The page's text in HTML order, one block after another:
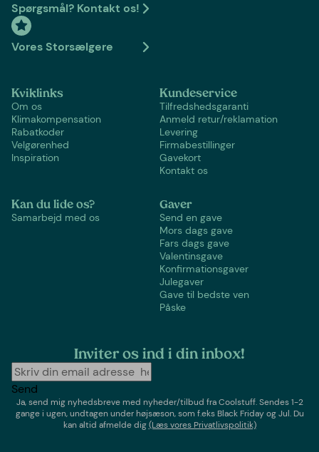
Spørgsmål? Kontakt os!
Vores Storsælgere
Kviklinks
Om os
Klimakompensation
Rabatkoder
Velgørenhed
Inspiration
Kundeservice
Tilfredshedsgaranti
Anmeld retur/reklamation
Levering
Firmabestillinger
Gavekort
Kontakt os
Kan du lide os?
Samarbejd med os
Gaver
Send en gave
Mors dags gave
Fars dags gave
Valentinsgave
Konfirmationsgaver
Julegaver
Gave til bedste ven
Påske
Inviter os ind i din inbox!
Send
Ja, send mig nyhedsbreve med nyheder/tilbud fraCoolstuff. Sendes 1-2
gange i ugen,undtagen under højsæson, som f.eks Black Friday og Jul. Du
kan altid afmelde dig(Læs vores Privatlivspolitik)